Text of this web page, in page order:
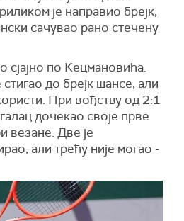
је направио брејк,
сачувао рано стечену
сјајно по Кецмановића.
до брејк шансе, али
При вођству од 2:1
дочекао своје прве
везане. Две је
али трећу није могао -